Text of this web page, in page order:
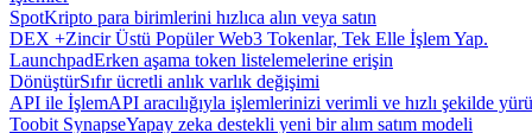
SpotKripto para birimlerini hızlıca alın veya satın
DEX +Zincir Üstü Popüler Web3 Tokenlar, Tek Elle İşlem Yap.
LaunchpadErken aşama token listelemelerine erişin
DönüştürSıfır ücretli anlık varlık değişimi
API ile İşlemAPI aracılığıyla işlemlerinizi verimli ve hızlı şekilde
Toobit SynapseYapay zeka destekli yeni bir alım satım modeli